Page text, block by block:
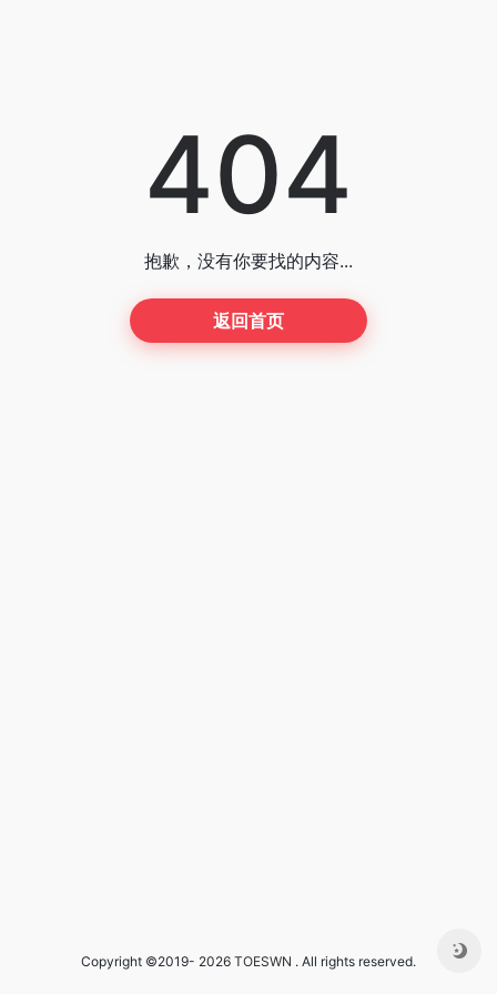
404
抱歉，没有你要找的内容...
返回首页
Copyright ©2019- 2026 TOESWN . All rights reserved.